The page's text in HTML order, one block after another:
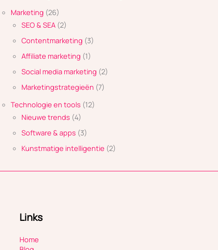
Marketing (26)
SEO & SEA (2)
Contentmarketing (3)
Affiliate marketing (1)
Social media marketing (2)
Marketingstrategieën (7)
Technologie en tools (12)
Nieuwe trends (4)
Software & apps (3)
Kunstmatige intelligentie (2)
Links
Home